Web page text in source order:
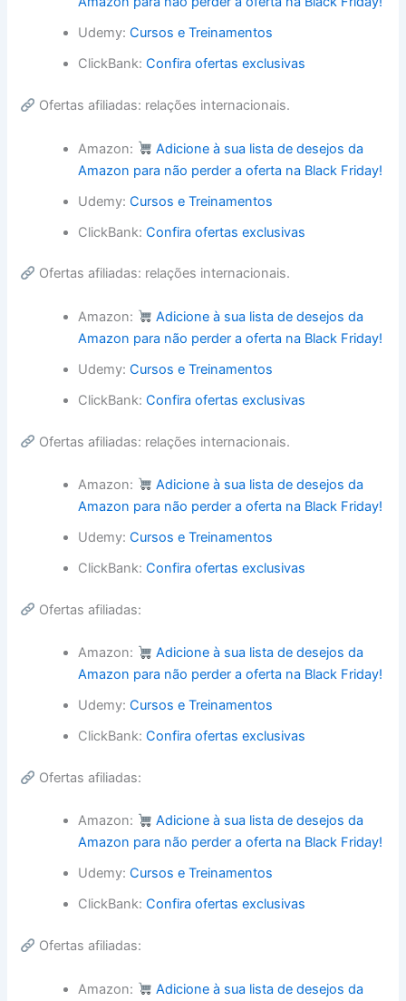
Udemy:Cursos e Treinamentos
ClickBank:Confira ofertas exclusivas
Ofertas afiliadas: relações internacionais.
Amazon:
Adicione à sua lista de desejos da
Amazon para não perder a oferta na Black Friday!
Udemy:Cursos e Treinamentos
ClickBank:Confira ofertas exclusivas
Ofertas afiliadas: relações internacionais.
Amazon:
Adicione à sua lista de desejos da
Amazon para não perder a oferta na Black Friday!
Udemy:Cursos e Treinamentos
ClickBank:Confira ofertas exclusivas
Ofertas afiliadas: relações internacionais.
Amazon:
Adicione à sua lista de desejos da
Amazon para não perder a oferta na Black Friday!
Udemy:Cursos e Treinamentos
ClickBank:Confira ofertas exclusivas
Ofertas afiliadas:
Amazon:
Adicione à sua lista de desejos da
Amazon para não perder a oferta na Black Friday!
Udemy:Cursos e Treinamentos
ClickBank:Confira ofertas exclusivas
Ofertas afiliadas:
Amazon:
Adicione à sua lista de desejos da
Amazon para não perder a oferta na Black Friday!
Udemy:Cursos e Treinamentos
ClickBank:Confira ofertas exclusivas
Ofertas afiliadas:
Amazon:
Adicione à sua lista de desejos da